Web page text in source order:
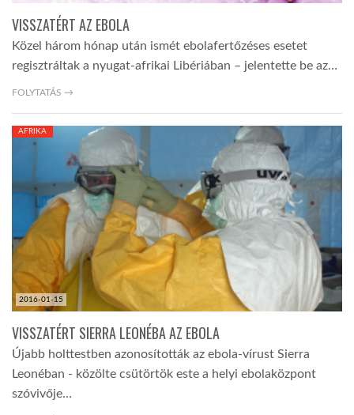
VISSZATÉRT AZ EBOLA
Közel három hónap után ismét ebolafertőzéses esetet
regisztráltak a nyugat-afrikai Libériában – jelentette be az…
FOLYTATÁS →
2016-01-15
AFRIKA
VISSZATÉRT SIERRA LEONÉBA AZ EBOLA
Újabb holttestben azonosították az ebola-vírust Sierra
Leonéban - közölte csütörtök este a helyi ebolaközpont
szóvivője…